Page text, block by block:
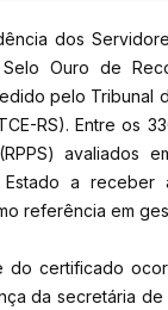
dos
Ouro de
pelo Tribunal
RS). Entre os
avaliados
a receber
referência em
do certificado
da secretária de